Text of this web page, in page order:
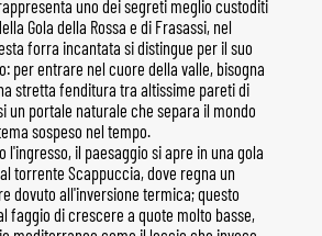
uno dei segreti meglio custoditi
Gola della Rossa e di Frasassi, nel
forra incantata si distingue per il suo
per entrare nel cuore della valle, bisogna
stretta fenditura tra altissime pareti di
un portale naturale che separa il mondo
sospeso nel tempo.
l'ingresso, il paesaggio si apre in una gola
torrente Scappuccia, dove regna un
dovuto all'inversione termica; questo
faggio di crescere a quote molto basse,